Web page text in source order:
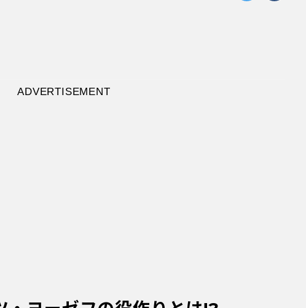
・ヨーゼフの役作りとは!?